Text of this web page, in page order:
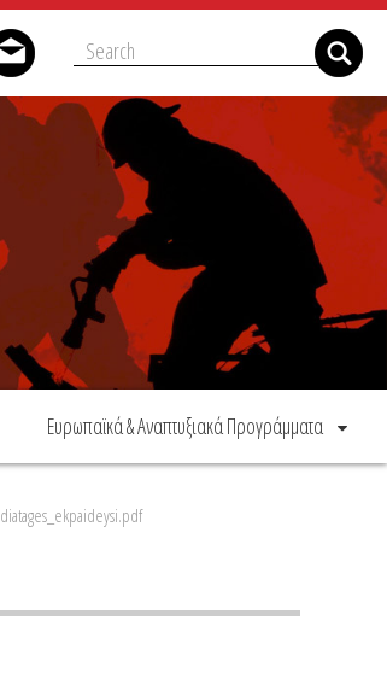
Ευρωπαϊκά & Αναπτυξιακά Προγράμματα
diatages_ekpaideysi.pdf